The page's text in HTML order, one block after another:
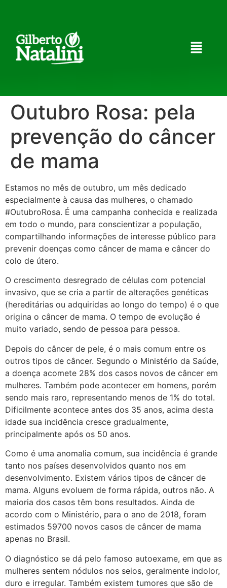
Outubro Rosa: pela
prevenção do câncer
de mama
Estamos no mês de outubro, um mês dedicado
especialmente à causa das mulheres, o chamado
#OutubroRosa. É uma campanha conhecida e realizada
em todo o mundo, para conscientizar a população,
compartilhando informações de interesse público para
prevenir doenças como câncer de mama e câncer do
colo de útero.
O crescimento desregrado de células com potencial
invasivo, que se cria a partir de alterações genéticas
(hereditárias ou adquiridas ao longo do tempo) é o que
origina o câncer de mama. O tempo de evolução é
muito variado, sendo de pessoa para pessoa.
Depois do câncer de pele, é o mais comum entre os
outros tipos de câncer. Segundo o Ministério da Saúde,
a doença acomete 28% dos casos novos de câncer em
mulheres. Também pode acontecer em homens, porém
sendo mais raro, representando menos de 1% do total.
Dificilmente acontece antes dos 35 anos, acima desta
idade sua incidência cresce gradualmente,
principalmente após os 50 anos.
Como é uma anomalia comum, sua incidência é grande
tanto nos países desenvolvidos quanto nos em
desenvolvimento. Existem vários tipos de câncer de
mama. Alguns evoluem de forma rápida, outros não. A
maioria dos casos têm bons resultados. Ainda de
acordo com o Ministério, para o ano de 2018, foram
estimados 59700 novos casos de câncer de mama
apenas no Brasil.
O diagnóstico se dá pelo famoso autoexame, em que as
mulheres sentem nódulos nos seios, geralmente indolor,
duro e irregular. Também existem tumores que são de